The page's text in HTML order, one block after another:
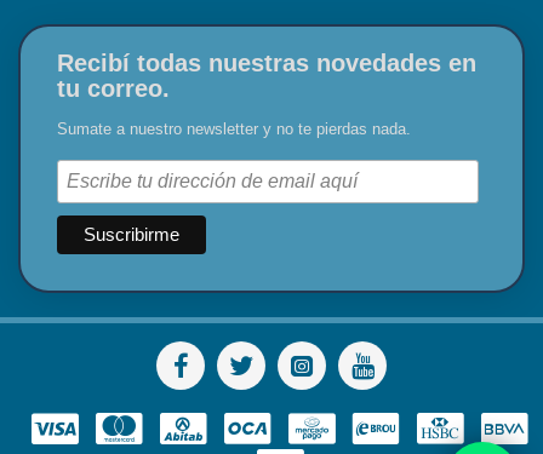
Recibí todas nuestras novedades en
tu correo.
Sumate a nuestro newsletter y no te pierdas nada.